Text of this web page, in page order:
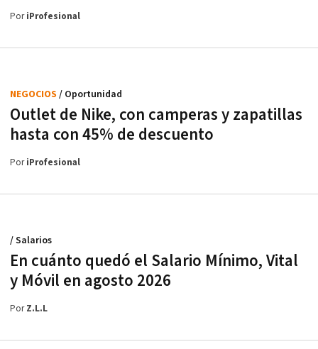
PoriProfesional
Outlet de Nike, con camperas y zapatillas
hasta con 45% de descuento
NEGOCIOS / Oportunidad
PoriProfesional
En cuánto quedó el Salario Mínimo, Vital
y Móvil en agosto 2026
/ Salarios
PorZ.L.L